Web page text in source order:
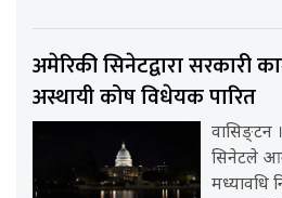
अमेरिकी सिनेटद्वारा सरकारी
अस्थायी कोष विधेयक पारित
वासिङ्टन
सिनेटले
मध्यावधि